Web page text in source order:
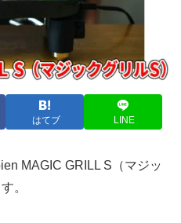
はてブ LINE
MAGIC GRILL S（マジッ
。